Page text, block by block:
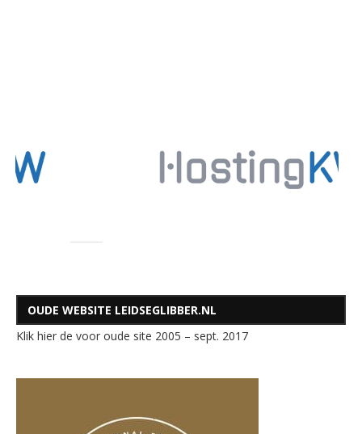
OUDE WEBSITE LEIDSEGLIBBER.NL
Klik hier de voor oude site 2005 – sept. 2017